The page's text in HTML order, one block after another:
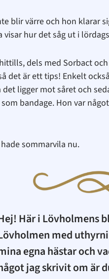
blir värre och hon klarar
hur det såg ut i
dels med Sorbact
det är ett tips! Enkelt
ligger mot såret och
bandage. Hon var
sommarvila nu.
Här i Lövholmens
med
egna hästar och
jag skrivit om är